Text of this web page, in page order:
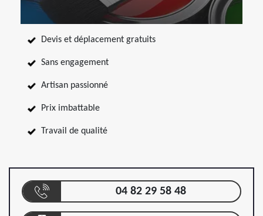
Devis et déplacement gratuits
Sans engagement
Artisan passionné
Prix imbattable
Travail de qualité
04 82 29 58 48